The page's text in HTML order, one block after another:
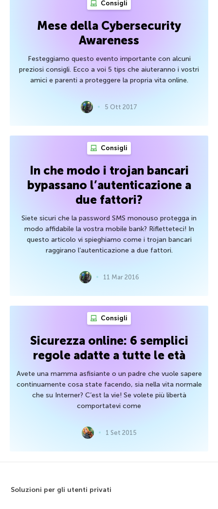
Consigli
Mese della Cybersecurity
Awareness
Festeggiamo questo evento importante con alcuni
preziosi consigli. Ecco a voi 5 tips che aiuteranno i vostri
amici e parenti a proteggere la propria vita online.
5 Ott 2017
Consigli
In che modo i trojan bancari
bypassano l’autenticazione a
due fattori?
Siete sicuri che la password SMS monouso protegga in
modo affidabile la vostra mobile bank? Rifletteteci! In
questo articolo vi spieghiamo come i trojan bancari
raggirano l’autenticazione a due fattori.
11 Mar 2016
Consigli
Sicurezza online: 6 semplici
regole adatte a tutte le età
Avete una mamma asfisiante o un padre che vuole sapere
continuamente cosa state facendo, sia nella vita normale
che su Interner? C’est la vie! Se volete più libertà
comportatevi come
1 Set 2015
Soluzioni per gli utenti privati